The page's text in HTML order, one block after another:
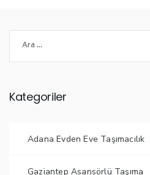
Kategoriler
Adana Evden Eve Taşımacılık
Gaziantep Asansörlü Taşıma